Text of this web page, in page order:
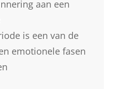
aan een
is een van de
emotionele fasen